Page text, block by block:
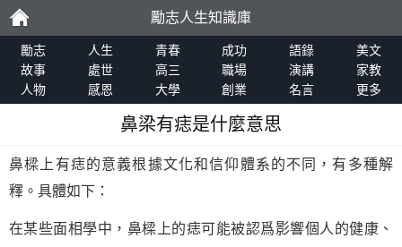
勵
志
勵志人生知識庫
勵志 人生 青春 成功 語錄
美文
故事
處世 高三 職場 演講
家教
人物
感恩 大學 創業 名言 更多
鼻梁有痣是什麼意思
鼻樑上有痣的意義根據文化和信仰體系的不同，有多種解
釋。具體如下：
在某些面相學中，鼻樑上的痣可能被認爲影響個人的健康、